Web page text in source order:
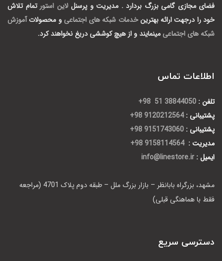
فضای مجازی گامی بزرگ بردارد . مدیریت و پرسنللاین استور تمام تلاش
خود را درجهت ارائه بهترینخدمات شبکه های اجتماعی و محصولات آموزش
شبکه های اجتماعی مینمایند و از هیچ کوششی دریغ نخواهند کرد.
اطلاعات تماس
تلفن : 38844050 51 98+
پشتیبانی : 9120212564 98+
پشتیبانی : 9151743060 98+
مدیریت : 9158114564 98+
ایمیل : info@linestore.ir
مشهد، بزرگراه بابانظر – بازار بزرگ ملل – طبقه دوم پلاک 4701 (مراجعه
فقط با هماهنگی قبلی)
دسترسی سریع